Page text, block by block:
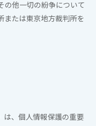
の他一切の紛争について
または東京地方裁判所を
は、個人情報保護の重要